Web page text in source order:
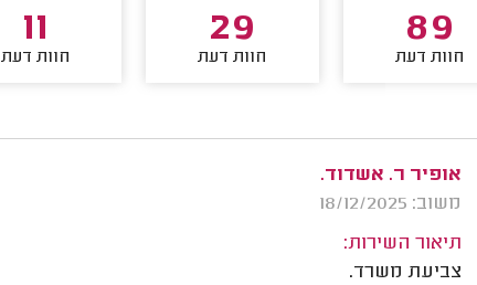
89
חוות דעת
29
חוות דעת
11
חוות דעת
אופיר ר. אשדוד.
משוב: 18/12/2025
תיאור השירות:
צביעת משרד.